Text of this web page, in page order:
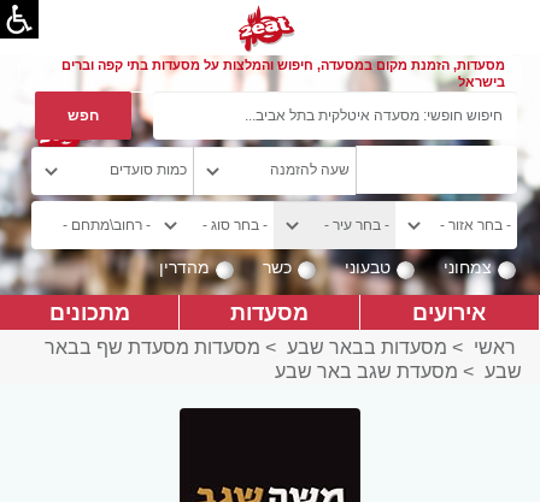
מסעדות, הזמנת מקום במסעדה, חיפוש והמלצות על מסעדות בתי קפה וברים
בישראל
צמחוני טבעוני כשר מהדרין
אירועים מסעדות מתכונים
ראשי > מסעדות בבאר שבע > מסעדות מסעדת שף בבאר
שבע > מסעדת שגב באר שבע